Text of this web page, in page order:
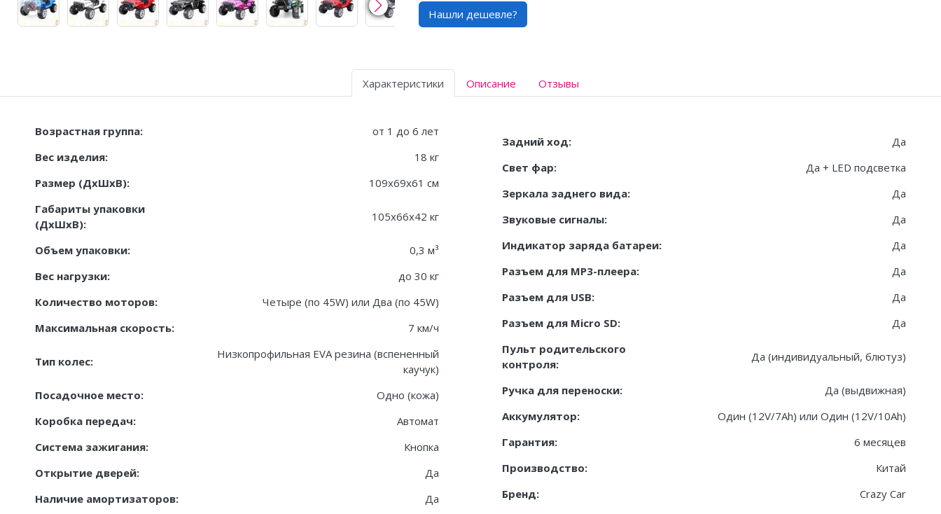
Нашли дешевле?
Характеристики Описание Отзывы
Возрастная группа:
от 1 до 6 лет
Вес изделия:
18 кг
Размер (ДxШxВ):
109x69x61 см
Габариты упаковки
(ДxШxВ):
105х66х42 кг
Объем упаковки:
0,3 м³
Вес нагрузки:
до 30 кг
Количество моторов:
Четыре (по 45W) или Два (по 45W)
Максимальная скорость:
7 км/ч
Тип колес:
Низкопрофильная EVA резина (вспененный
каучук)
Посадочное место:
Одно (кожа)
Коробка передач:
Автомат
Система зажигания:
Кнопка
Открытие дверей:
Да
Наличие амортизаторов:
Да
Задний ход:
Да
Свет фар:
Да + LED подсветка
Зеркала заднего вида:
Да
Звуковые сигналы:
Да
Индикатор заряда батареи:
Да
Разъем для MP3-плеера:
Да
Разъем для USB:
Да
Разъем для Micro SD:
Да
Пульт родительского
контроля:
Да (индивидуальный, блютуз)
Ручка для переноски:
Да (выдвижная)
Аккумулятор:
Один (12V/7Ah) или Один (12V/10Ah)
Гарантия:
6 месяцев
Производство:
Китай
Бренд:
Crazy Car